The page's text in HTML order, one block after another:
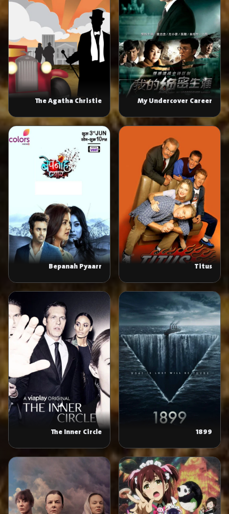
My Undercover Career
The Agatha Christie
Titus
Bepanah Pyaarr
1899
The Inner Circle